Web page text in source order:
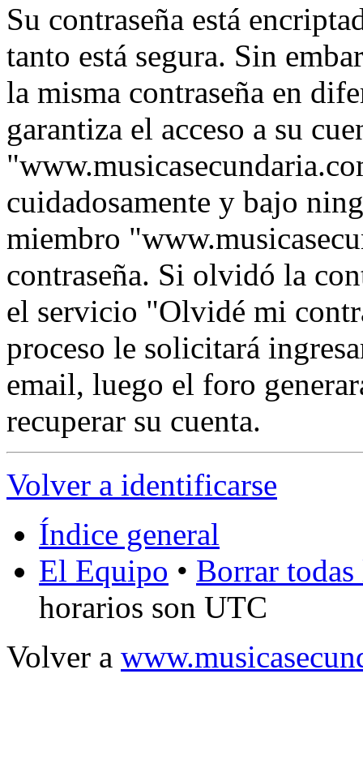
Su contraseña está
tanto está segura. Sin
la misma contraseña en
garantiza el acceso a su
cuidadosamente y bajo
miembro
contraseña. Si olvidó la
el servicio "Olvidé mi
proceso le solicitará
email, luego el foro
recuperar su cuenta.
Volver a identificarse
Índice general
El Equipo • Borrar
horarios son UTC
Volver a